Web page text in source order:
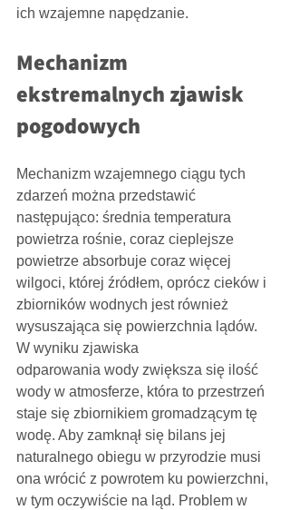
ich wzajemne napędzanie.
Mechanizm
ekstremalnych zjawisk
pogodowych
Mechanizm wzajemnego ciągu tych
zdarzeń można przedstawić
następująco: średnia temperatura
powietrza rośnie, coraz cieplejsze
powietrze absorbuje coraz więcej
wilgoci, której źródłem, oprócz cieków i
zbiorników wodnych jest również
wysuszająca się powierzchnia lądów.
W wyniku zjawiska
odparowania wody zwiększa się ilość
wody w atmosferze, która to przestrzeń
staje się zbiornikiem gromadzącym tę
wodę. Aby zamknął się bilans jej
naturalnego obiegu w przyrodzie musi
ona wrócić z powrotem ku powierzchni,
w tym oczywiście na ląd. Problem w